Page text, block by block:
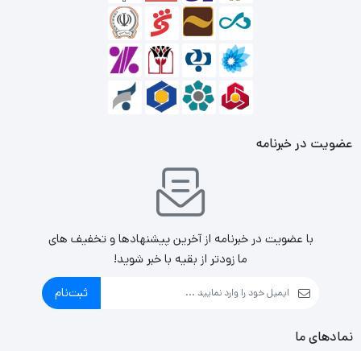
میلی‌متری به دستگاه Nintendo Switch شما متصل می‌شود و با
کنترل حجم و کنترل میکروفون، شما می‌توانید تجربه بازی خود را
راحت برای حمل و نقل است و به شما اجازه می‌دهد تا بازی‌های
عضویت در خبرنامه
با عضویت در خبرنامه از آخرین پیشنهادها و تخفیف های
ما زودتر از بقیه با خبر شوید!
ثبت‌نام
نمادهای ما